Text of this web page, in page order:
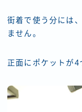
街着で使う分には
ません。
正面にポケットが4